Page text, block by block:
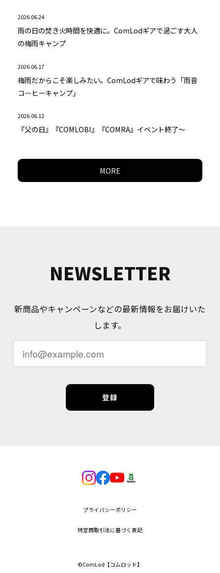
2026.06.24
雨の日の焚き火時間を快適に。ComLodギアで過ごす大人
の梅雨キャンプ
2026.06.17
梅雨だからこそ楽しみたい。ComLodギアで味わう「雨音
コーヒーキャンプ」
2026.06.12
『父の日』『COMLOBI』『COMRA』イベント終了～
MORE
NEWSLETTER
新商品やキャンペーンなどの最新情報をお届けいた
します。
登録
プライバシーポリシー
特定商取引法に基づく表記
©︎ComLod【コムロッド】